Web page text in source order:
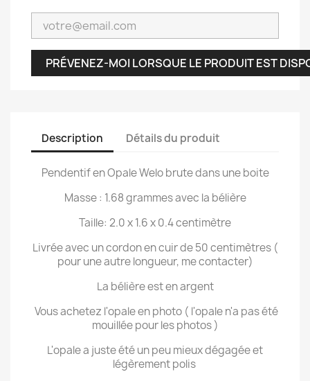
PRÉVENEZ-MOI LORSQUE LE PRODUIT EST
Description Détails du produit
Pendentif en Opale Welo brute dans une boite
Masse : 1.68 grammes avec la bélière
Taille: 2.0 x 1.6 x 0.4 centimètre
Livrée avec un cordon en cuir de 50 centimètres (
pour une autre longueur, me contacter)
La bélière est en argent
Vous achetez l'opale en photo ( l'opale n'a pas été
mouillée pour les photos )
L'opale a juste été un peu mieux dégagée et
légèrement polis